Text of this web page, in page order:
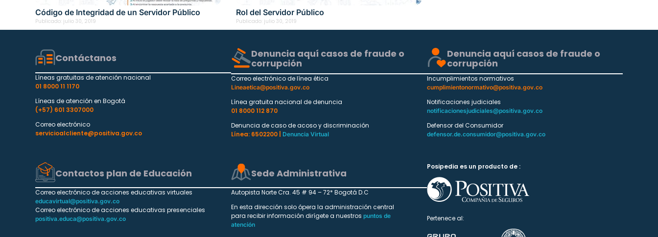
Código de Integridad de un Servidor Público
Publicado: julio 30, 2019
Rol del Servidor Público
Publicado: julio 30, 2019
Contáctanos
Líneas gratuitas de atención nacional
01 8000 11 1170
Líneas de atención en Bogotá
(+57) 601 3307000
Correo electrónico
servicioalcliente@positiva.gov.co
Denuncia aquí casos de fraude o
corrupción
Correo electrónico de línea ética
Lineaetica@positiva.gov.co
Línea gratuita nacional de denuncia
01 8000 112 870
Denuncia de caso de acoso y discriminación
Línea: 6502200 |
Denuncia Virtual
Denuncia aquí casos de fraude o
corrupción
Incumplimientos normativos
cumplimientonormativo@positiva.gov.co
Notificaciones judiciales
notificacionesjudiciales@positiva.gov.co
Defensor del Consumidor
defensor.de.consumidor@positiva.gov.co
Contactos plan de Educación
Correo electrónico de acciones educativas virtuales
educavirtual@positiva.gov.co
Correo electrónico de acciones educativas presenciales
positiva.educa@positiva.gov.co
Sede Administrativa
Autopista Norte Cra. 45 # 94 – 72* Bogotá D.C
En esta dirección solo ópera la administración central
para recibir información dirígete a nuestros puntos de
atención
Posipedia es un producto de :
Pertenece al: